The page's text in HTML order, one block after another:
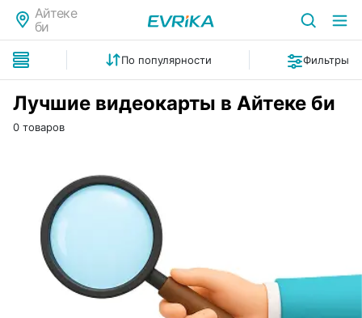
Айтеке
би
По популярности Фильтры
Лучшие видеокарты в Айтеке би
0 товаров